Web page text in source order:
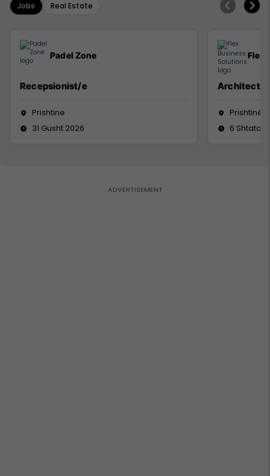
Jobs Real Estate
Padel Zone
Recepsionist/e
Prishtine
31 Gusht 2026
Flex
Architect
Prishtinë
6 Shtator